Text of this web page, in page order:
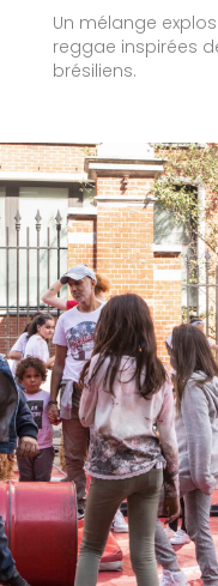
Un mélange
reggae inspirées
brésiliens.